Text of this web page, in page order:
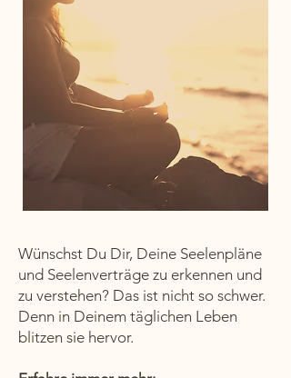
Wünschst Du Dir, Deine Seelenpläne
und Seelenverträge zu erkennen und
zu verstehen? Das ist nicht so schwer.
Denn in Deinem täglichen Leben
blitzen sie hervor.